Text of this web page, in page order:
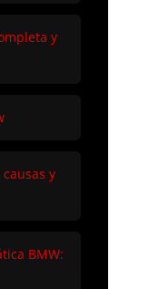
y
y
BMW: